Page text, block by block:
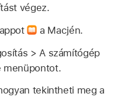
végez.
a Macjén.
> A számítógép
menüpontot.
tekintheti meg a